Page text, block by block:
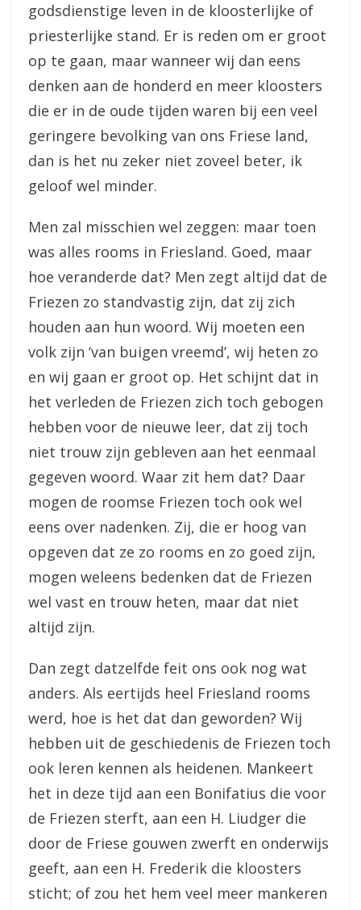
godsdienstige leven in de kloosterlijke of
priesterlijke stand. Er is reden om er groot
op te gaan, maar wanneer wij dan eens
denken aan de honderd en meer kloosters
die er in de oude tijden waren bij een veel
geringere bevolking van ons Friese land,
dan is het nu zeker niet zoveel beter, ik
geloof wel minder.
Men zal misschien wel zeggen: maar toen
was alles rooms in Friesland. Goed, maar
hoe veranderde dat? Men zegt altijd dat de
Friezen zo standvastig zijn, dat zij zich
houden aan hun woord. Wij moeten een
volk zijn ‘van buigen vreemd’, wij heten zo
en wij gaan er groot op. Het schijnt dat in
het verleden de Friezen zich toch gebogen
hebben voor de nieuwe leer, dat zij toch
niet trouw zijn gebleven aan het eenmaal
gegeven woord. Waar zit hem dat? Daar
mogen de roomse Friezen toch ook wel
eens over nadenken. Zij, die er hoog van
opgeven dat ze zo rooms en zo goed zijn,
mogen weleens bedenken dat de Friezen
wel vast en trouw heten, maar dat niet
altijd zijn.
Dan zegt datzelfde feit ons ook nog wat
anders. Als eertijds heel Friesland rooms
werd, hoe is het dat dan geworden? Wij
hebben uit de geschiedenis de Friezen toch
ook leren kennen als heidenen. Mankeert
het in deze tijd aan een Bonifatius die voor
de Friezen sterft, aan een H. Liudger die
door de Friese gouwen zwerft en onderwijs
geeft, aan een H. Frederik die kloosters
sticht; of zou het hem veel meer mankeren